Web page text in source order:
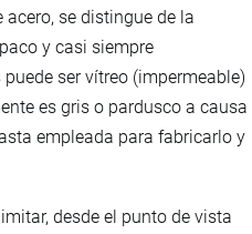
se distingue de la
y casi siempre
ser vítreo (impermeable)
es gris o pardusco a causa
empleada para fabricarlo y
desde el punto de vista